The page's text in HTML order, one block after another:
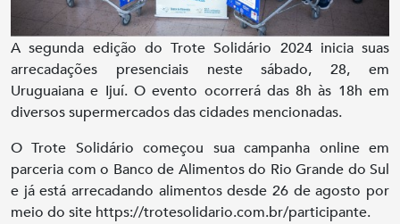
A segunda edição do Trote Solidário 2024 inicia suas
arrecadações presenciais neste sábado, 28, em
Uruguaiana e Ijuí. O evento ocorrerá das 8h às 18h em
diversos supermercados das cidades mencionadas.
O Trote Solidário começou sua campanha online em
parceria com o Banco de Alimentos do Rio Grande do Sul
e já está arrecadando alimentos desde 26 de agosto por
meio do site https://trotesolidario.com.br/participante.